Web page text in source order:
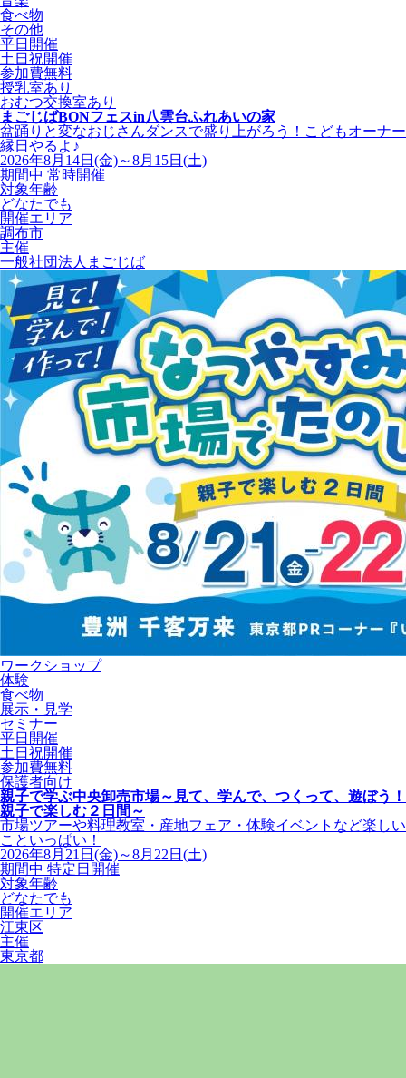
食べ物
その他
平日開催
土日祝開催
参加費無料
授乳室あり
おむつ交換室あり
まごじばBONフェスin八雲台ふれあいの家
盆踊りと変なおじさんダンスで盛り上がろう！こどもオーナー
縁日やるよ♪
2026年8月14日(金)～8月15日(土)
期間中 常時開催
対象年齢
どなたでも
開催エリア
調布市
主催
一般社団法人まごじば
ワークショップ
体験
食べ物
展示・見学
セミナー
平日開催
土日祝開催
参加費無料
保護者向け
親子で学ぶ中央卸売市場～見て、学んで、つくって、遊ぼう！
親子で楽しむ２日間～
市場ツアーや料理教室・産地フェア・体験イベントなど楽しい
こといっぱい！
2026年8月21日(金)～8月22日(土)
期間中 特定日開催
対象年齢
どなたでも
開催エリア
江東区
主催
東京都